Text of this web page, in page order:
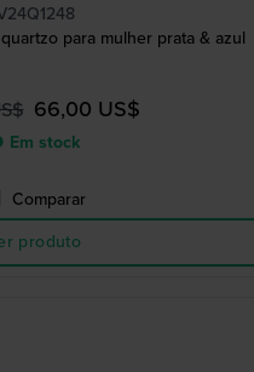
para mulher prata & azul
66,00 US$
Em stock
Comparar
produto